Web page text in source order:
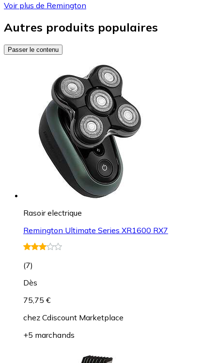
Voir plus de Remington
Autres produits populaires
Passer le contenu
Rasoir electrique
Remington Ultimate Series XR1600 RX7
(7)
Dès
75,75 €
chez Cdiscount Marketplace
+5 marchands